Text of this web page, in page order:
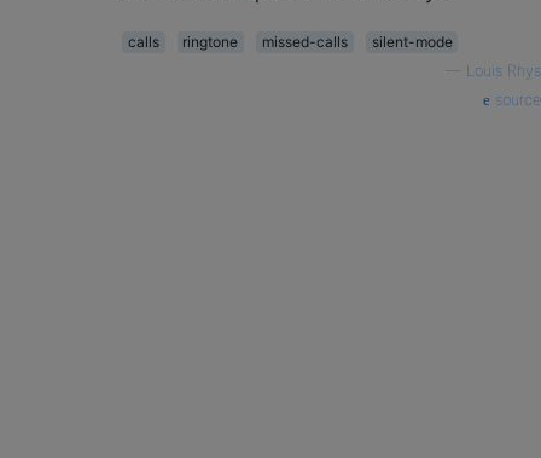
calls ringtone missed-calls
silent-mode
Louis Rhys
source